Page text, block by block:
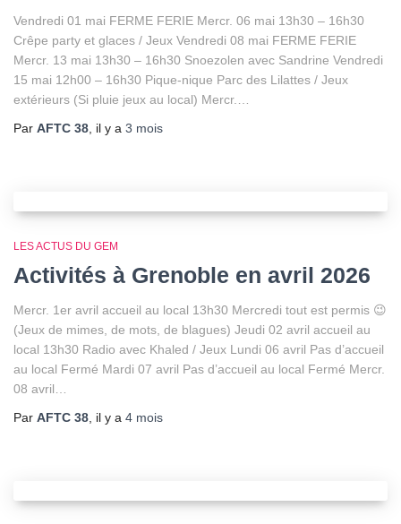
Vendredi 01 mai FERME FERIE Mercr. 06 mai 13h30 – 16h30
Crêpe party et glaces / Jeux Vendredi 08 mai FERME FERIE
Mercr. 13 mai 13h30 – 16h30 Snoezolen avec Sandrine Vendredi
15 mai 12h00 – 16h30 Pique-nique Parc des Lilattes / Jeux
extérieurs (Si pluie jeux au local) Mercr.…
Par AFTC 38 , il y a 3 mois
LES ACTUS DU GEM
Activités à Grenoble en avril 2026
Mercr. 1er avril accueil au local 13h30 Mercredi tout est permis 😉
(Jeux de mimes, de mots, de blagues) Jeudi 02 avril accueil au
local 13h30 Radio avec Khaled / Jeux Lundi 06 avril Pas d’accueil
au local Fermé Mardi 07 avril Pas d’accueil au local Fermé Mercr.
08 avril…
Par AFTC 38 , il y a 4 mois